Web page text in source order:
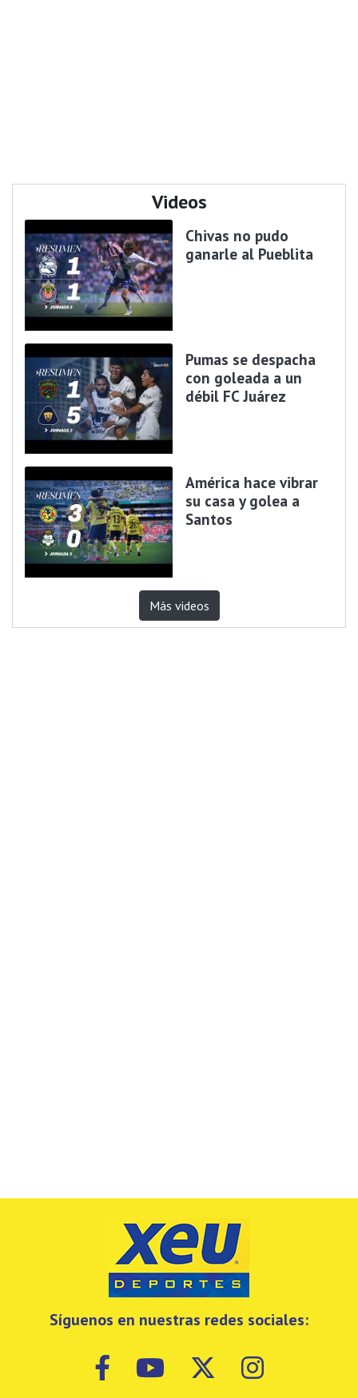
Videos
Chivas no pudo
ganarle al Pueblita
Pumas se despacha
con goleada a un
débil FC Juárez
América hace vibrar
su casa y golea a
Santos
Más videos
Síguenos en nuestras redes sociales: